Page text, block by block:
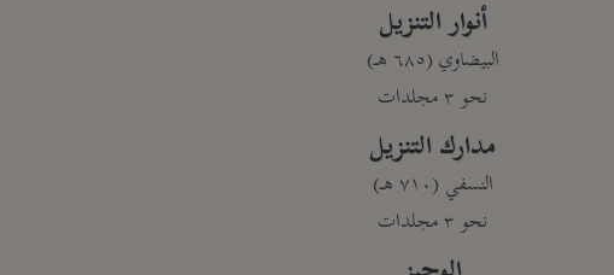
أنوار التنزيل
البيضاوي (٦٨٥ هـ)
نحو ٣ مجلدات
مدارك التنزيل
النسفي (٧١٠ هـ)
نحو ٣ مجلدات